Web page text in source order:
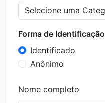
Forma de Identificação
Identificado
Anônimo
Nome completo